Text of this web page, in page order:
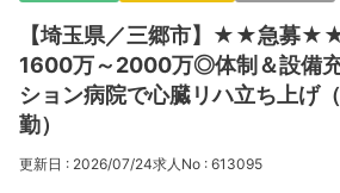
【埼玉県／三郷市】★★急募
1600万～2000万◎体制＆設備
ション病院で心臓リハ立ち上げ
勤）
更新日 : 2026/07/24求人No : 613095